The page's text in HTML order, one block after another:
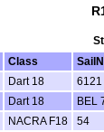
Class
Dart 18 6121
Dart 18 BEL
NACRA F18 54